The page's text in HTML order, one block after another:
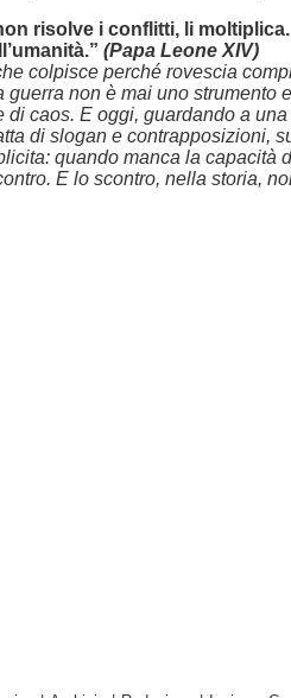
risolve i conflitti, li
(Papa Leone XIV)
colpisce perché rovescia
guerra non è mai uno strumento
di caos. E oggi, guardando a
di slogan e contrapposizioni,
quando manca la capacità
E lo scontro, nella storia,